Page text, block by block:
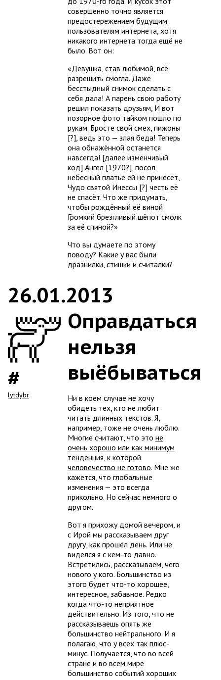
совершенно точно является
предостережением будущим
пользователям интернета, хотя
никакого интернета тогда ещё не
было. Вот он:
Девушка, став любимой, всё
разрешить смогла. Даже
бесстыдный снимок сделать с
себя дала! А парень свою работу
решил показать друзьям, И вот
позорное фото тайком пошло по
рукам. Бросте свой смех, пижоны
[?], ведь это — злая беда! Теперь
она обнажённой останется
навсегда! [далее изменчивый
код] Ангел [1970?], посол
небесный платье ей не принесёт,
Чудо святой Инессы [?] честь её
не спасёт. Что же придумать,
чтобы рождённый её виной
Громкий брезгливый шёпот смолк
за её спиной?
Что вы думаете по этому
поводу? Какие у вас были
дразнилки, стишки и считалки?
lytdybr
26.01.2013
Оправдаться
нельзя
выёбываться
Ни в коем случае не хочу
обидеть тех, кто не любит
читать длинных текстов. Я,
например, тоже не очень люблю.
Многие считают, что это не
очень хорошо или как минимум
тенденция, к которой
человечество не готово. Мне же
кажется, что глобальные
изменения — это всегда
прикольно. Но сейчас немного о
другом.
Вот я прихожу домой вечером, и
с Ирой мы рассказываем друг
другу, как прошёл день. Или не
виделся я с кем-то давно.
Встретились, рассказываем, чего
нового у кого. Большинство из
этого будет что-то хорошее,
интересное, забавное. Редко
когда что-то неприятное
действительно. Из того, что не
рассказываешь опять же
большинство нейтрального. И я
полагаю, что у всех так плюс-
минус. Получается, что во всей
стране и во всём мире
большинство событий хороших